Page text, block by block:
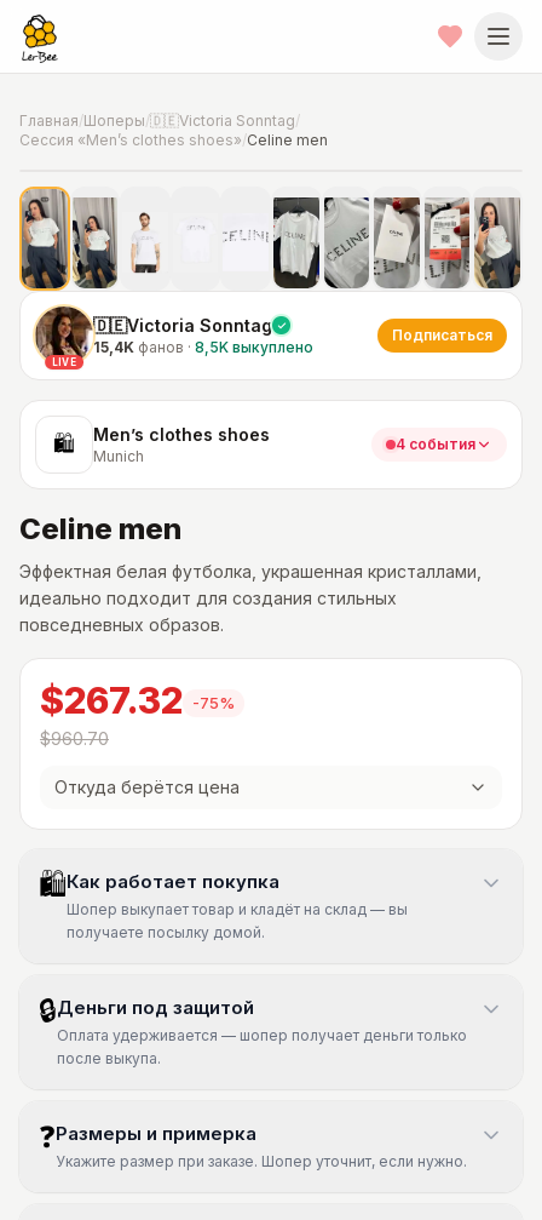
Главная/Шоперы/🇩🇪Victoria Sonntag/
Сессия «Men’s clothes shoes»/Celine men
📍Фото от шопера
LIVE
🇩🇪Victoria Sonntag
15,4K фанов · 8,5K выкуплено
Подписаться
🛍 Men’s clothes shoes
Munich
4 события
Celine men
Эффектная белая футболка, украшенная кристаллами,
идеально подходит для создания стильных
повседневных образов.
$267.32 -75%
$960.70
Откуда берётся цена
🛍Как работает покупка
Шопер выкупает товар и кладёт на склад — вы
получаете посылку домой.
🔒Деньги под защитой
Оплата удерживается — шопер получает деньги только
после выкупа.
❓Размеры и примерка
Укажите размер при заказе. Шопер уточнит, если нужно.